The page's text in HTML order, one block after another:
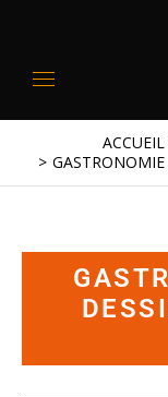
Vous êtes ici :
ACCUEIL
GASTRONOMIE